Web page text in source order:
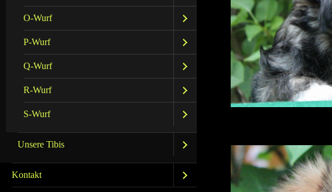
O-Wurf
P-Wurf
Q-Wurf
R-Wurf
S-Wurf
Unsere Tibis
Kontakt